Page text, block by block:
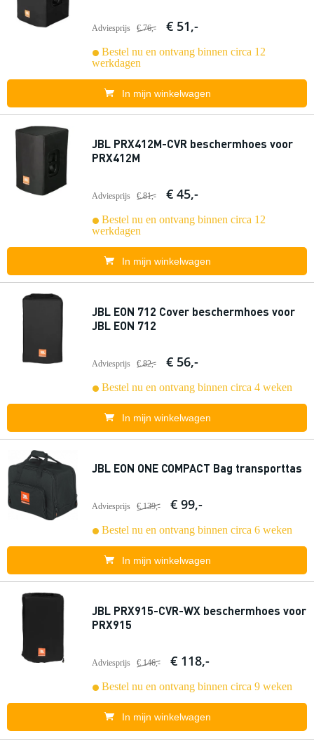
Adviesprijs € 76,- € 51,-
Bestel nu en ontvang binnen circa 12
werkdagen
In mijn winkelwagen
JBL PRX412M-CVR beschermhoes voor
PRX412M
Adviesprijs € 81,- € 45,-
Bestel nu en ontvang binnen circa 12
werkdagen
In mijn winkelwagen
JBL EON 712 Cover beschermhoes voor
JBL EON 712
Adviesprijs € 82,- € 56,-
Bestel nu en ontvang binnen circa 4 weken
In mijn winkelwagen
JBL EON ONE COMPACT Bag transporttas
Adviesprijs € 139,- € 99,-
Bestel nu en ontvang binnen circa 6 weken
In mijn winkelwagen
JBL PRX915-CVR-WX beschermhoes voor
PRX915
Adviesprijs € 146,- € 118,-
Bestel nu en ontvang binnen circa 9 weken
In mijn winkelwagen